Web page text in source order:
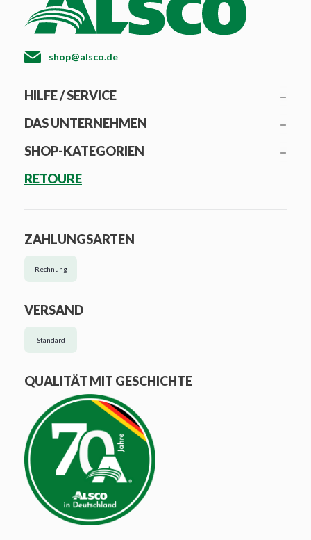
shop@alsco.de
HILFE / SERVICE
DAS UNTERNEHMEN
SHOP-KATEGORIEN
RETOURE
ZAHLUNGSARTEN
Rechnung
VERSAND
Standard
QUALITÄT MIT GESCHICHTE